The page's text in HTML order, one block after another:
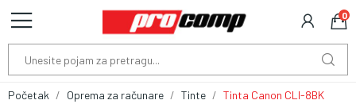
0
Početak Oprema za računare Tinte
Tinta Canon CLI-8BK